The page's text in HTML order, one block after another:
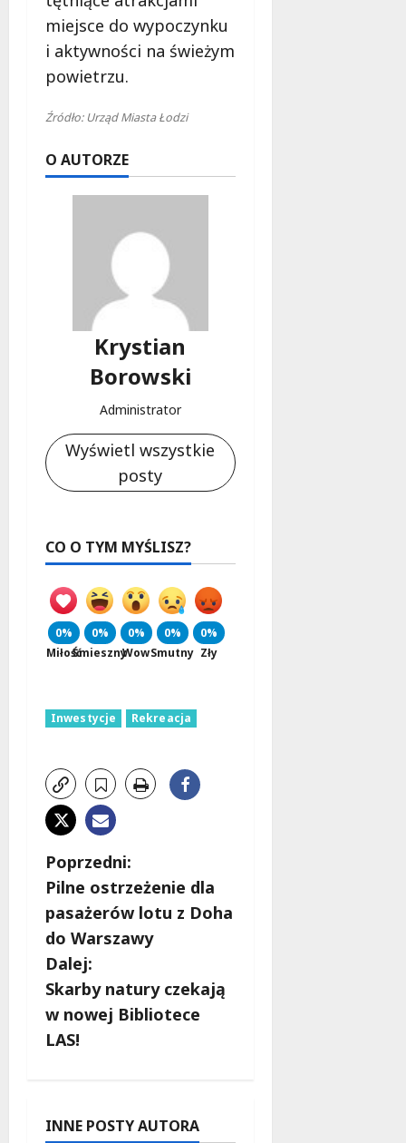
miejsce do wypoczynku
i aktywności na świeżym
powietrzu.
Źródło: Urząd Miasta Łodzi
O AUTORZE
Krystian
Borowski
Administrator
Wyświetl wszystkie
posty
CO O TYM MYŚLISZ?
0%
Miłość
0%
Śmieszny
0%
Wow
0%
Smutny
0%
Zły
Inwestycje Rekreacja
Z
o
b
a
c
z
p
Poprzedni:
Pilne ostrzeżenie dla
pasażerów lotu z Doha
do Warszawy
Dalej:
Skarby natury czekają
w nowej Bibliotece
LAS!
INNE POSTY AUTORA